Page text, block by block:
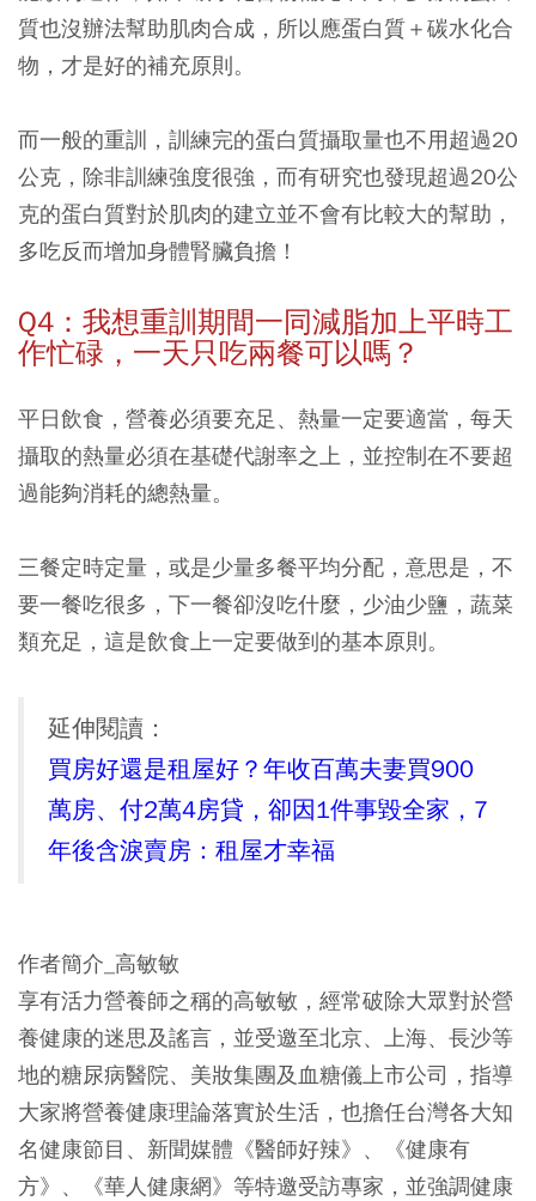
質也沒辦法幫助肌肉合成，所以應蛋白質＋碳水化合
物，才是好的補充原則。
而一般的重訓，訓練完的蛋白質攝取量也不用超過20
公克，除非訓練強度很強，而有研究也發現超過20公
克的蛋白質對於肌肉的建立並不會有比較大的幫助，
多吃反而增加身體腎臟負擔！
Q4：我想重訓期間一同減脂加上平時工
作忙碌，一天只吃兩餐可以嗎？
平日飲食，營養必須要充足、熱量一定要適當，每天
攝取的熱量必須在基礎代謝率之上，並控制在不要超
過能夠消耗的總熱量。
三餐定時定量，或是少量多餐平均分配，意思是，不
要一餐吃很多，下一餐卻沒吃什麼，少油少鹽，蔬菜
類充足，這是飲食上一定要做到的基本原則。
延伸閱讀：
買房好還是租屋好？年收百萬夫妻買900
萬房、付2萬4房貸，卻因1件事毀全家，7
年後含淚賣房：租屋才幸福
作者簡介_高敏敏
享有活力營養師之稱的高敏敏，經常破除大眾對於營
養健康的迷思及謠言，並受邀至北京、上海、長沙等
地的糖尿病醫院、美妝集團及血糖儀上市公司，指導
大家將營養健康理論落實於生活，也擔任台灣各大知
名健康節目、新聞媒體《醫師好辣》、《健康有
方》、《華人健康網》等特邀受訪專家，並強調健康